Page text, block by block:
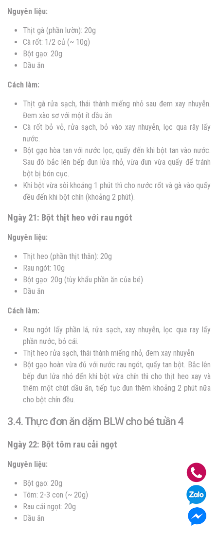
Nguyên liệu:
Thịt gà (phần lườn): 20g
Cà rốt: 1/2 củ (~ 10g)
Bột gạo: 20g
Dầu ăn
Cách làm:
Thịt gà rửa sạch, thái thành miếng nhỏ sau đem xay nhuyễn.
Đem xào sơ với một ít dầu ăn
Cà rốt bỏ vỏ, rửa sạch, bỏ vào xay nhuyễn, lọc qua rây lấy
nước.
Bột gạo hòa tan với nước lọc, quấy đến khi bột tan vào nước.
Sau đó bắc lên bếp đun lửa nhỏ, vừa đun vừa quấy để tránh
bột bị bón cục.
Khi bột vừa sôi khoảng 1 phút thì cho nước rốt và gà vào quấy
đều đến khi bột chín (khoảng 2 phút).
Ngày 21: Bột thịt heo với rau ngót
Nguyên liệu:
Thịt heo (phần thịt thăn): 20g
Rau ngót: 10g
Bột gạo: 20g (tùy khẩu phần ăn của bé)
Dầu ăn
Cách làm:
Rau ngót lấy phần lá, rửa sạch, xay nhuyễn, lọc qua ray lấy
phần nước, bỏ cái.
Thịt heo rửa sạch, thái thành miếng nhỏ, đem xay nhuyễn
Bột gạo hoàn vừa đủ với nước rau ngót, quấy tan bột. Bắc lên
bếp đun lửa nhỏ đến khi bột vừa chín thì cho thịt heo xay và
thêm một chút dầu ăn, tiếp tục đun thêm khoảng 2 phút nữa
cho bột chín đều.
3.4. Thực đơn ăn dặm BLW cho bé tuần 4
Ngày 22: Bột tôm rau cải ngọt
Nguyên liệu:
Bột gạo: 20g
Tôm: 2-3 con (~ 20g)
Rau cải ngọt: 20g
Dầu ăn